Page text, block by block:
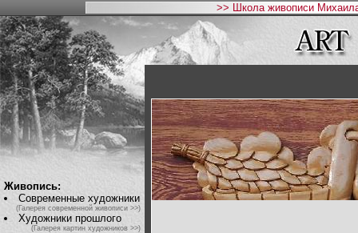
>> Школа живописи
Живопись:
Современные художники
(Галерея современной живописи >>)
Художники прошлого
(Галерея картин художников >>)